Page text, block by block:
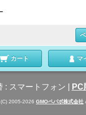
カート マ
: スマートフォン PC
2005-2026 GMOペパボ株式会社